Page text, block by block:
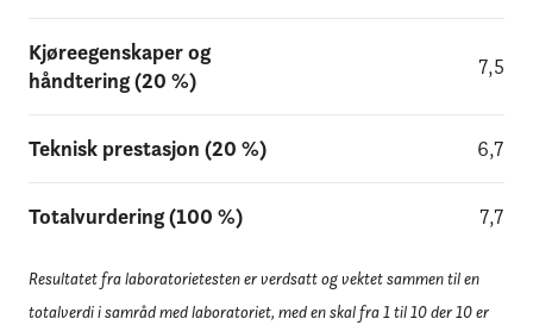
Kjøreegenskaper og
håndtering (20 %)
7,5
Teknisk prestasjon (20 %) 6,7
Totalvurdering (100 %) 7,7
Resultatet fra laboratorietesten er verdsatt og vektet sammen til en
totalverdi i samråd med laboratoriet, med en skal fra 1 til 10 der 10 er